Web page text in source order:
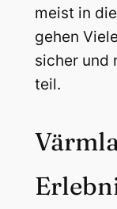
meist in
gehen
sicher und
teil.